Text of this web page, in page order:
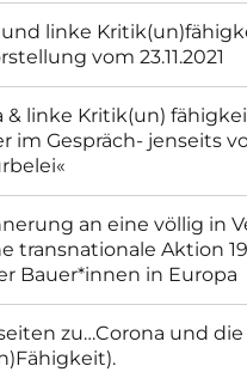
linke
vom 23.11.2021
& linke Kritik(un)
im Gespräch- jenseits
an eine völlig in
transnationale Aktion
Bauer*innen in Europa
zu…Corona und